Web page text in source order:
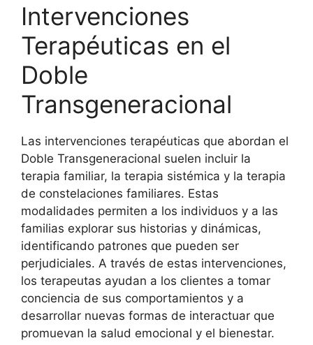
Intervenciones
Terapéuticas en el
Doble
Transgeneracional
Las intervenciones terapéuticas que abordan el
Doble Transgeneracional suelen incluir la
terapia familiar, la terapia sistémica y la terapia
de constelaciones familiares. Estas
modalidades permiten a los individuos y a las
familias explorar sus historias y dinámicas,
identificando patrones que pueden ser
perjudiciales. A través de estas intervenciones,
los terapeutas ayudan a los clientes a tomar
conciencia de sus comportamientos y a
desarrollar nuevas formas de interactuar que
promuevan la salud emocional y el bienestar.